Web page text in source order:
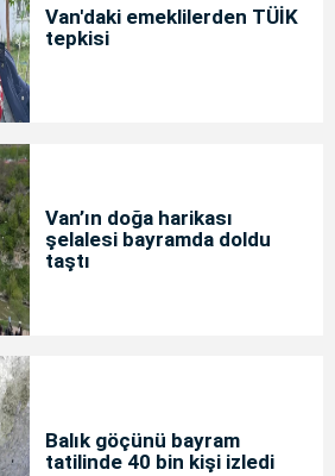
Van'daki emeklilerden TÜİK
tepkisi
Van’ın doğa harikası
şelalesi bayramda doldu
taştı
Balık göçünü bayram
tatilinde 40 bin kişi izledi